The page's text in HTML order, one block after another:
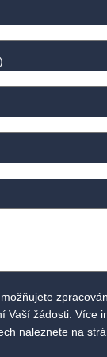
Vaší žádosti. Více
naleznete na